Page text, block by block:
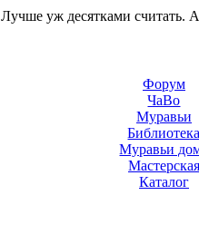
Лучше уж десятками считать.
Форум
ЧаВо
Муравьи
Муравьи
Мастерская
Каталог